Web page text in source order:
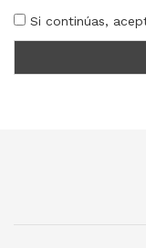
Si continúas,